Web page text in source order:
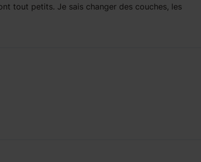
tout petits. Je sais changer des couches, les